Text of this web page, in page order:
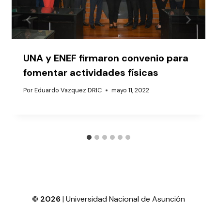
UNA y ENEF firmaron convenio para
fomentar actividades físicas
PorEduardo Vazquez DRIC mayo 11, 2022
© 2026| Universidad Nacional de Asunción